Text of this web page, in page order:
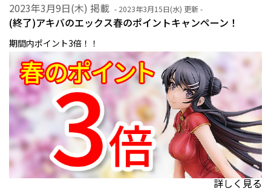
2023年3月9日(木) 掲載 - 2023年3月15日(水) 更新 -
(終了)アキバのエックス春のポイントキャンペーン！
期間内ポイント3倍！！
詳しく見る